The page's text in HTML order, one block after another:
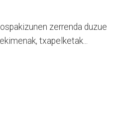
zerrenda duzue
txapelketak...